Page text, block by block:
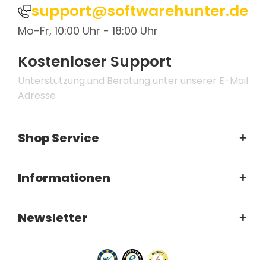
support@softwarehunter.de
Mo-Fr, 10:00 Uhr - 18:00 Uhr
Kostenloser Support
Unterstützung und Beratung unter unserer E-Mail
Adresse
Shop Service
Informationen
Newsletter